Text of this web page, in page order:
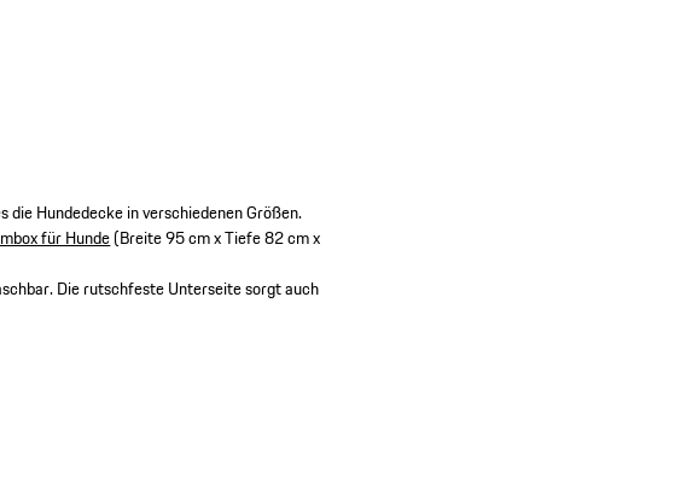
Hundedecke in verschiedenen Größen.
für Hunde(Breite 95 cm x Tiefe 82 cm x
Die rutschfeste Unterseite sorgt auch